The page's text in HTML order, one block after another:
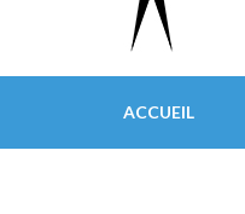
ACCUEIL